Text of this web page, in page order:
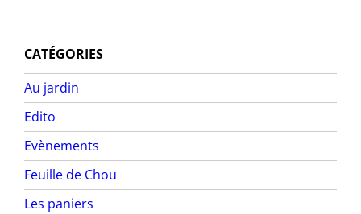
CATÉGORIES
Au jardin
Edito
Evènements
Feuille de Chou
Les paniers